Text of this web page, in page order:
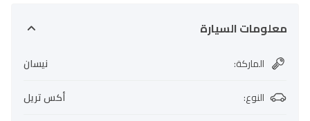
معلومات السيارة
الماركة:
نيسان
النوع:
أكس تريل